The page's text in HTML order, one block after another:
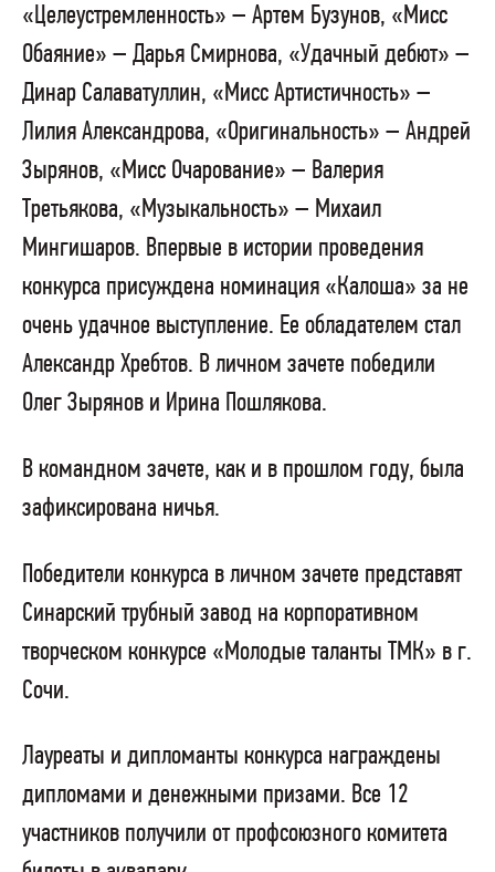
«Целеустремленность» – Артем Бузунов, «Мисс
Обаяние» – Дарья Смирнова, «Удачный дебют» –
Динар Салаватуллин, «Мисс Артистичность» –
Лилия Александрова, «Оригинальность» – Андрей
Зырянов, «Мисс Очарование» – Валерия
Третьякова, «Музыкальность» – Михаил
Мингишаров. Впервые в истории проведения
конкурса присуждена номинация «Калоша» за не
очень удачное выступление. Ее обладателем стал
Александр Хребтов. В личном зачете победили
Олег Зырянов и Ирина Пошлякова.
В командном зачете, как и в прошлом году, была
зафиксирована ничья.
Победители конкурса в личном зачете представят
Синарский трубный завод на корпоративном
творческом конкурсе «Молодые таланты ТМК» в г.
Сочи.
Лауреаты и дипломанты конкурса награждены
дипломами и денежными призами. Все 12
участников получили от профсоюзного комитета